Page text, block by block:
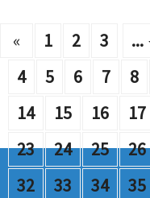
« 1 2 3
...
4
5 6 7 8
14
15 16 17
23
24 25 26
32
33 34 35